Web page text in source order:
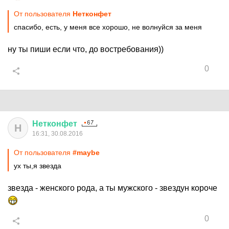
От пользователя Нетконфет
спасибо, есть, у меня все хорошо, не волнуйся за меня
ну ты пиши если что, до востребования))
0
Н Нетконфет
16:31, 30.08.2016
От пользователя #maybe
ух ты,я звезда
звезда - женского рода, а ты мужского - звездун короче
0